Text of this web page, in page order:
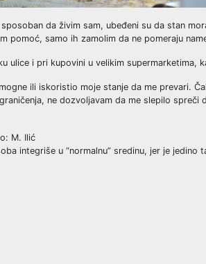
da živim sam, ubeđeni su da stan
pomoć, samo ih zamolim da ne pomeraju
ulice i pri kupovini u velikim supermarketima,
ili iskoristio moje stanje da me prevari.
ne dozvoljavam da me slepilo spreči
M. Ilić
integriše u “normalnu” sredinu, jer je